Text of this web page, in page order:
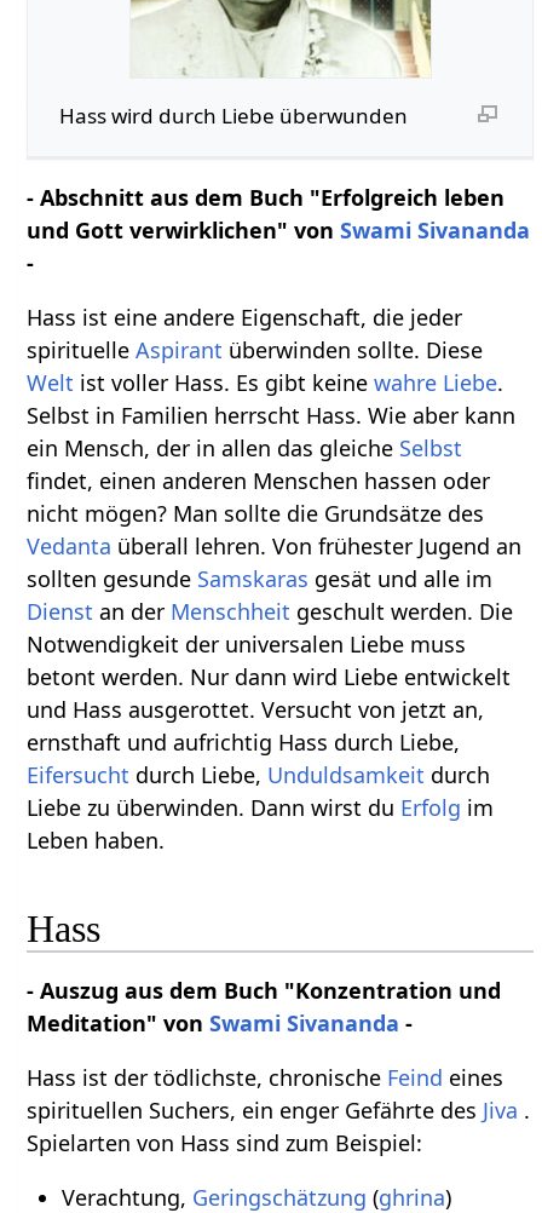
Hass wird durch Liebe überwunden
- Abschnitt aus dem Buch "Erfolgreich leben
und Gott verwirklichen" vonSwami Sivananda
-
Hass ist eine andere Eigenschaft, die jeder
spirituelleAspirant überwinden sollte. Diese
Welt ist voller Hass. Es gibt keinewahre Liebe.
Selbst in Familien herrscht Hass. Wie aber kann
ein Mensch, der in allen das gleiche Selbst
findet, einen anderen Menschen hassen oder
nicht mögen? Man sollte die Grundsätze des
Vedanta überall lehren. Von frühester Jugend an
sollten gesunde Samskaras gesät und alle im
Dienst an der Menschheit geschult werden. Die
Notwendigkeit der universalen Liebe muss
betont werden. Nur dann wird Liebe entwickelt
und Hass ausgerottet. Versucht von jetzt an,
ernsthaft und aufrichtig Hass durch Liebe,
Eifersucht durch Liebe, Unduldsamkeit durch
Liebe zu überwinden. Dann wirst du Erfolg im
Leben haben.
Hass
- Auszug aus dem Buch "Konzentration und
Meditation" vonSwami Sivananda -
Hass ist der tödlichste, chronische Feind eines
spirituellen Suchers, ein enger Gefährte des Jiva .
Spielarten von Hass sind zum Beispiel:
Verachtung, Geringschätzung (ghrina)